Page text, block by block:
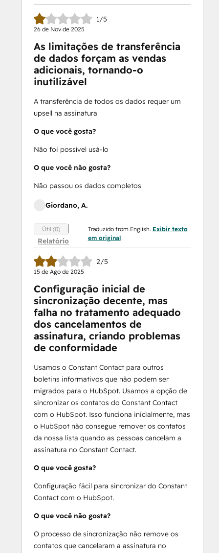
1/5
26 de Nov de 2025
As limitações de transferência
de dados forçam as vendas
adicionais, tornando-o
inutilizável
A transferência de todos os dados requer um
upsell na assinatura
O que você gosta?
Não foi possível usá-lo
O que você não gosta?
Não passou os dados completos
Giordano, A.
Útil (0)
Relatório
Traduzido from English. Exibir texto
em original
2/5
15 de Ago de 2025
Configuração inicial de
sincronização decente, mas
falha no tratamento adequado
dos cancelamentos de
assinatura, criando problemas
de conformidade
Usamos o Constant Contact para outros
boletins informativos que não podem ser
migrados para o HubSpot. Usamos a opção de
sincronizar os contatos do Constant Contact
com o HubSpot. Isso funciona inicialmente, mas
o HubSpot não consegue remover os contatos
da nossa lista quando as pessoas cancelam a
assinatura no Constant Contact.
O que você gosta?
Configuração fácil para sincronizar do Constant
Contact com o HubSpot.
O que você não gosta?
O processo de sincronização não remove os
contatos que cancelaram a assinatura no